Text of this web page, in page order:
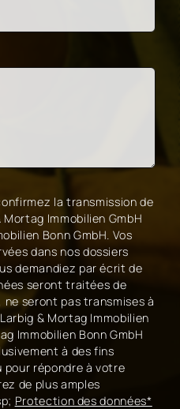
la transmission de
Immobilien GmbH
Bonn GmbH. Vos
dans nos dossiers
demandiez par écrit de
seront traitées de
seront pas transmises à
& Mortag Immobilien
Immobilien Bonn GmbH
à des fins
répondre à votre
de plus amples
Protection des données*